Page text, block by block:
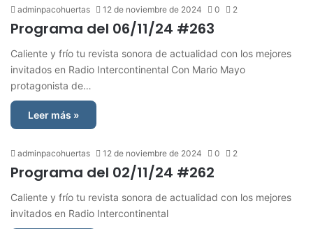
adminpacohuertas 12 de noviembre de 2024 0 2
Programa del 06/11/24 #263
Caliente y frío tu revista sonora de actualidad con los mejores
invitados en Radio Intercontinental Con Mario Mayo
protagonista de…
Leer más »
adminpacohuertas 12 de noviembre de 2024 0 2
Programa del 02/11/24 #262
Caliente y frío tu revista sonora de actualidad con los mejores
invitados en Radio Intercontinental